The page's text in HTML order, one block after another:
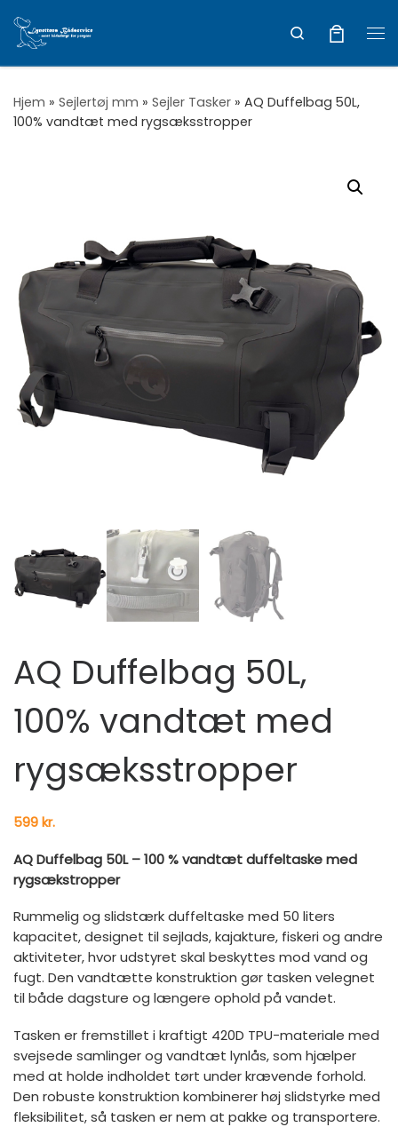
Vis hele indholdet
Search
Hjem » Sejlertøj mm » Sejler Tasker » AQ Duffelbag 50L,
100% vandtæt med rygsæksstropper
AQ Duffelbag 50L,
100% vandtæt med
rygsæksstropper
599kr.
AQ Duffelbag 50L – 100 % vandtæt duffeltaske med
rygsækstropper
Rummelig og slidstærk duffeltaske med 50 liters
kapacitet, designet til sejlads, kajakture, fiskeri og andre
aktiviteter, hvor udstyret skal beskyttes mod vand og
fugt. Den vandtætte konstruktion gør tasken velegnet
til både dagsture og længere ophold på vandet.
Tasken er fremstillet i kraftigt 420D TPU-materiale med
svejsede samlinger og vandtæt lynlås, som hjælper
med at holde indholdet tørt under krævende forhold.
Den robuste konstruktion kombinerer høj slidstyrke med
fleksibilitet, så tasken er nem at pakke og transportere.